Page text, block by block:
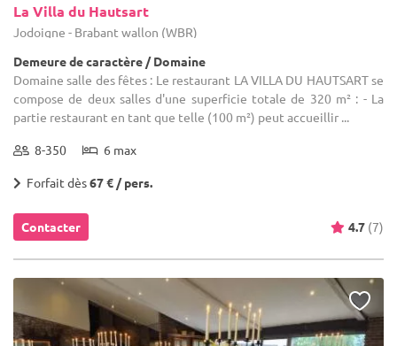
La Villa du Hautsart
Jodoigne - Brabant wallon (WBR)
Demeure de caractère / Domaine
Domaine salle des fêtes : Le restaurant LA VILLA DU HAUTSART se
compose de deux salles d'une superficie totale de 320 m² : - La
partie restaurant en tant que telle (100 m²) peut accueillir ...
8-350 6 max
Forfait dès67 € / pers.
Contacter 4.7 (7)